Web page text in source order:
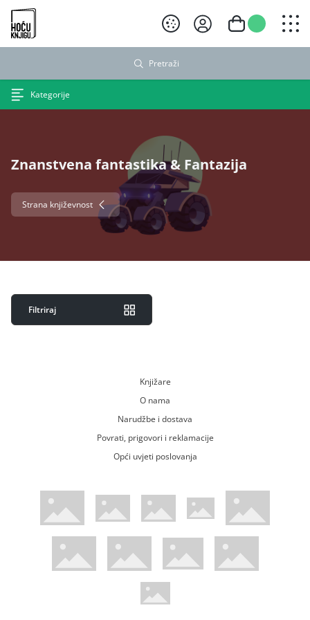
Hoću knjigu crni logo
Pretraži
Kategorije
Znanstvena fantastika & Fantazija
Strana književnost
Filtriraj
Knjižare
O nama
Narudžbe i dostava
Povrati, prigovori i reklamacije
Opći uvjeti poslovanja
WsPay web stranicaMaestro web stranicaMastercard web stranicaAmerican Express web stranica
Visa web stranica
Diners web stranicaTrustwave certificiranoMastercard sigurnosni kod web
Pci Dss certificirano
Verified by Visa web stranica